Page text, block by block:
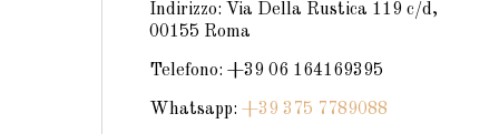
Indirizzo: Via Della Rustica 119 c/d,
00155 Roma
Telefono: +39 06 164169395
Whatsapp: +39 375 7789088